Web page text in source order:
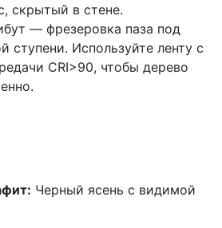
скрытый в стене.
— фрезеровка паза под
ступени. Используйте ленту с
CRI>90, чтобы дерево
Черный ясень с видимой